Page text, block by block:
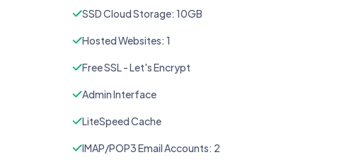
SSD Cloud Storage: 10GB
Hosted Websites: 1
Free SSL - Let's Encrypt
Admin Interface
LiteSpeed Cache
IMAP/POP3 Email Accounts: 2